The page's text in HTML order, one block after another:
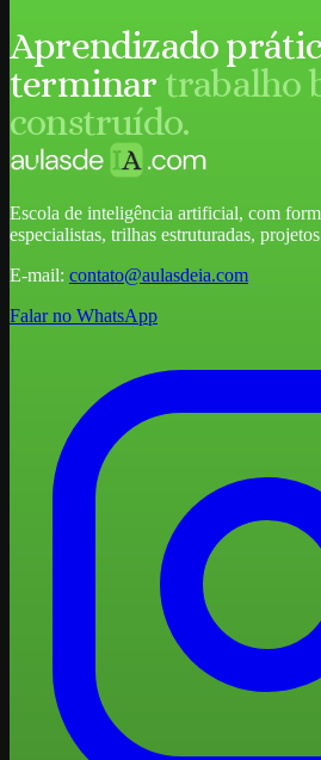
Aprendizado
terminar trabalho
construído.
Escola de inteligência artificial, com
especialistas, trilhas estruturadas,
E-mail: contato@aulasdeia.com
Falar no WhatsApp